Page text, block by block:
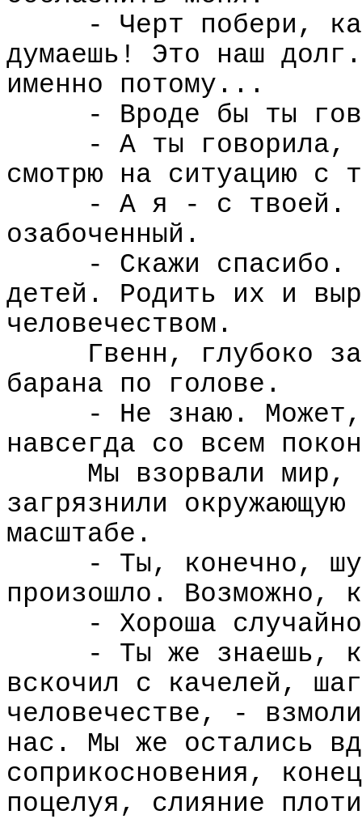
- Черт побери,
думаешь! Это наш
именно потому...
- Вроде бы ты
- А ты говорила,
смотрю на ситуацию с
- А я - с твоей.
озабоченный.
- Скажи спасибо.
детей. Родить их и
человечеством.
Гвенн, глубоко
барана по голове.
- Не знаю.
навсегда со всем
Мы взорвали
загрязнили
масштабе.
- Ты, конечно,
произошло. Возможно,
- Хороша
- Ты же знаешь,
вскочил с качелей,
человечестве, -
нас. Мы же остались
соприкосновения,
поцелуя, слияние